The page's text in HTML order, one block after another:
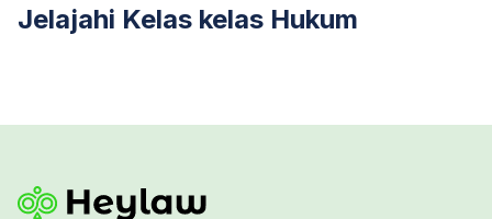
Jelajahi Kelas kelas Hukum